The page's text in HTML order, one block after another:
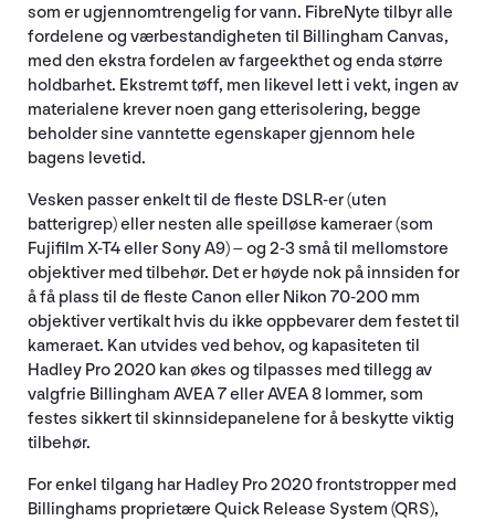
som er ugjennomtrengelig for vann. FibreNyte tilbyr alle
fordelene og værbestandigheten til Billingham Canvas,
med den ekstra fordelen av fargeekthet og enda større
holdbarhet. Ekstremt tøff, men likevel lett i vekt, ingen av
materialene krever noen gang etterisolering, begge
beholder sine vanntette egenskaper gjennom hele
bagens levetid.
Vesken passer enkelt til de fleste DSLR-er (uten
batterigrep) eller nesten alle speilløse kameraer (som
Fujifilm X-T4 eller Sony A9) – og 2-3 små til mellomstore
objektiver med tilbehør. Det er høyde nok på innsiden for
å få plass til de fleste Canon eller Nikon 70-200 mm
objektiver vertikalt hvis du ikke oppbevarer dem festet til
kameraet. Kan utvides ved behov, og kapasiteten til
Hadley Pro 2020 kan økes og tilpasses med tillegg av
valgfrie Billingham AVEA 7 eller AVEA 8 lommer, som
festes sikkert til skinnsidepanelene for å beskytte viktig
tilbehør.
For enkel tilgang har Hadley Pro 2020 frontstropper med
Billinghams proprietære Quick Release System (QRS),